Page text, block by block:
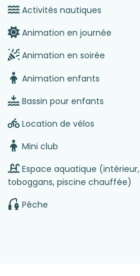
Activités nautiques
Animation en journée
Animation en soirée
Animation enfants
Bassin pour enfants
Location de vélos
Mini club
Espace aquatique (intérieur,
toboggans, piscine chauffée)
Pêche